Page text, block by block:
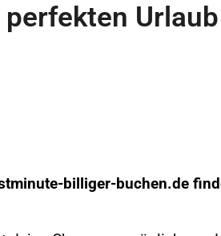
billiger-buchen.de